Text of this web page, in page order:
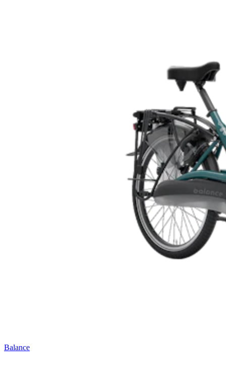
Balance